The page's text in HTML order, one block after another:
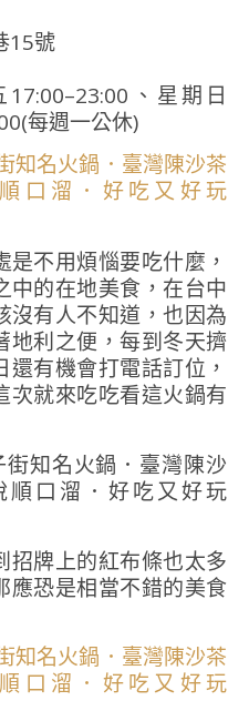
15號
、星期日
每週一公休)
是不用煩惱要吃什麼，
中的在地美食，在台中
沒有人不知道，也因為
地利之便，每到冬天擠
有機會打電話訂位，
次就來吃吃看這火鍋有
招牌上的紅布條也太多
應恐是相當不錯的美食